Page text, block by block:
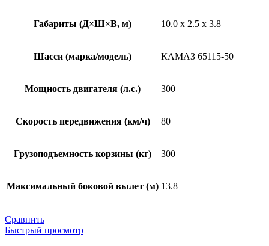
Габариты (Д×Ш×В, м) 10.0 x 2.5 x 3.8
Шасси (марка/модель) КАМАЗ 65115-50
Мощность двигателя (л.с.) 300
Скорость передвижения (км/ч) 80
Грузоподъемность корзины (кг) 300
Максимальный боковой вылет (м) 13.8
Сравнить
Быстрый просмотр